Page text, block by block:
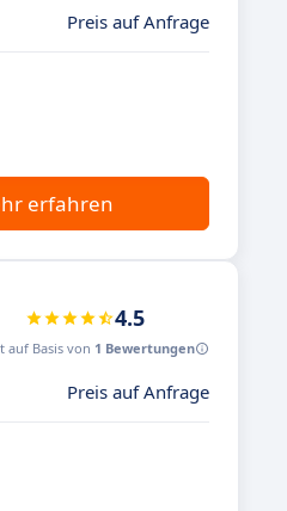
Preis auf Anfrage
erfahren
4.5
auf Basis von 1 Bewertungen
Preis auf Anfrage